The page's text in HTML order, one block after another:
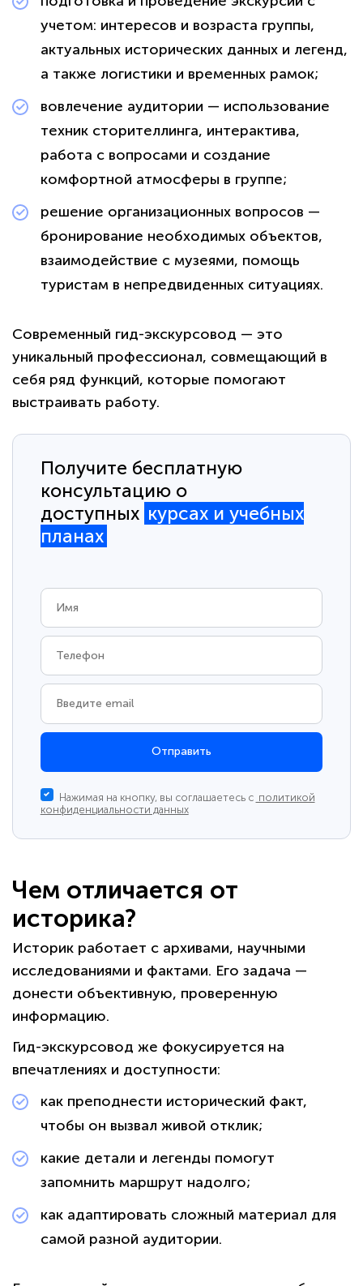
учетом: интересов и возраста группы,
актуальных исторических данных и легенд,
а также логистики и временных рамок;
вовлечение аудитории — использование
техник сторителлинга, интерактива,
работа с вопросами и создание
комфортной атмосферы в группе;
решение организационных вопросов —
бронирование необходимых объектов,
взаимодействие с музеями, помощь
туристам в непредвиденных ситуациях.
Современный гид-экскурсовод — это
уникальный профессионал, совмещающий в
себя ряд функций, которые помогают
выстраивать работу.
Получите бесплатную
консультацию о
доступных курсах и учебных
планах
Отправить
Нажимая на кнопку, вы соглашаетесь с политикой
конфиденциальности данных
Чем отличается от
историка?
Историк работает с архивами, научными
исследованиями и фактами. Его задача —
донести объективную, проверенную
информацию.
Гид-экскурсовод же фокусируется на
впечатлениях и доступности:
как преподнести исторический факт,
чтобы он вызвал живой отклик;
какие детали и легенды помогут
запомнить маршрут надолго;
как адаптировать сложный материал для
самой разной аудитории.